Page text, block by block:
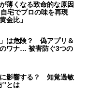
薄くなる致命的な原因
宅でプロの味を再現
金比」
」は危険？ 偽アプリ＆
ワナ… 被害防ぐ3つの
に影響する？ 知覚過敏
”とは